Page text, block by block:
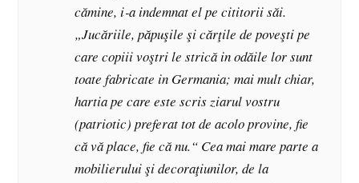
cămine, i‑a indemnat el pe cititorii săi.
„Jucăriile, păpuşile şi cărţile de poveşti pe
care copiii voştri le strică in odăile lor sunt
toate fabricate in Germania; mai mult chiar,
hartia pe care este scris ziarul vostru
(patriotic) preferat tot de acolo provine, fie
că vă place, fie că nu.“ Cea mai mare parte a
mobilierului şi decoraţiunilor, de la